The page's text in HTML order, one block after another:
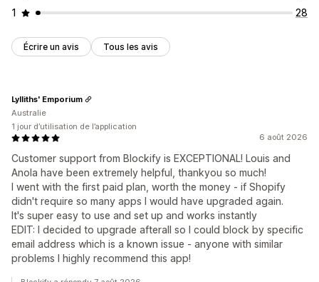
1
28
Écrire un avis Tous les avis
6 août 2026
Customer support from Blockify is EXCEPTIONAL! Louis and
Anola have been extremely helpful, thankyou so much!
I went with the first paid plan, worth the money - if Shopify
didn't require so many apps I would have upgraded again.
It's super easy to use and set up and works instantly
EDIT: I decided to upgrade afterall so I could block by specific
email address which is a known issue - anyone with similar
problems I highly recommend this app!
Lylliths' Emporium
Australie
1 jour d’utilisation de l’application